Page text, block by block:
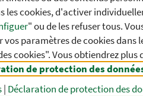
DIFFÉRENTS
THÈMES
DE A À
les cookies, d'activer
" ou de les refuser tous.
paramètres de cookies dans
cookies". Vous obtiendrez
de protection des
| Déclaration de protection des